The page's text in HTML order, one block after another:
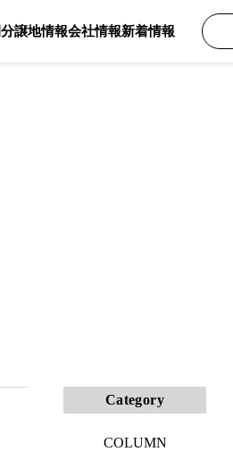
分譲地情報会社情報新着情報
Category
COLUMN